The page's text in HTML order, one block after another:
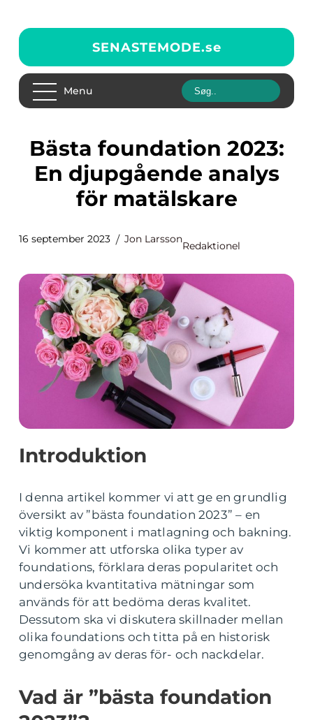
SENASTEMODE.se
Menu
Bästa foundation 2023:
En djupgående analys
för matälskare
16 september 2023 Jon Larsson
Redaktionel
Introduktion
I denna artikel kommer vi att ge en grundlig
översikt av ”bästa foundation 2023” – en
viktig komponent i matlagning och bakning.
Vi kommer att utforska olika typer av
foundations, förklara deras popularitet och
undersöka kvantitativa mätningar som
används för att bedöma deras kvalitet.
Dessutom ska vi diskutera skillnader mellan
olika foundations och titta på en historisk
genomgång av deras för- och nackdelar.
Vad är ”bästa foundation